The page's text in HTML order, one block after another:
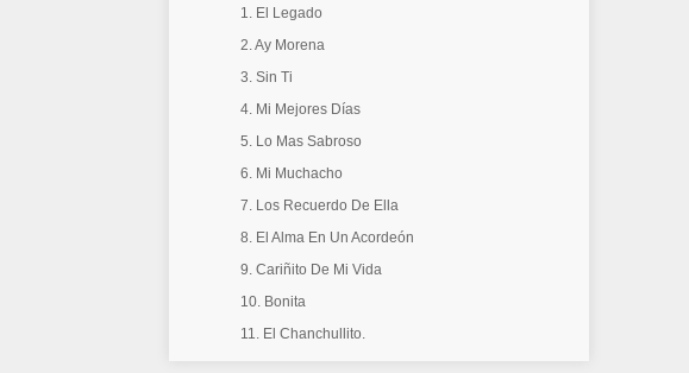
1. El Legado
2. Ay Morena
3. Sin Ti
4. Mi Mejores Días
5. Lo Mas Sabroso
6. Mi Muchacho
7. Los Recuerdo De Ella
8. El Alma En Un Acordeón
9. Cariñito De Mi Vida
10. Bonita
11. El Chanchullito.